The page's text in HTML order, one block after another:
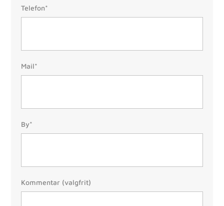
Telefon:
(Påkrævet)
Telefon*
Mail:
(Påkrævet)
Mail*
By/Postnr.
By*
Besked
Kommentar (valgfrit)